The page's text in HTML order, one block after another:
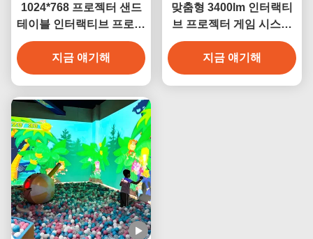
1024*768 프로젝터 샌드
테이블 인터랙티브 프로젝
션 게임 3400 루멘스
지금 얘기해
맞춤형 3400lm 인터랙티
브 프로젝터 게임 시스템
어린이용 마법 그림
지금 얘기해